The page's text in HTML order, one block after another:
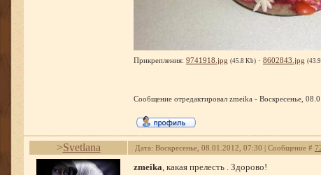
Прикрепления: 9741918.jpg (45.8 Kb) · 8602843.jpg
Сообщение отредактировал zmeika - Воскресенье,
>Svetlana Дата: Воскресенье, 08.01.2012, 07:30 | Сообщение #
zmeika, какая прелесть . Здорово!